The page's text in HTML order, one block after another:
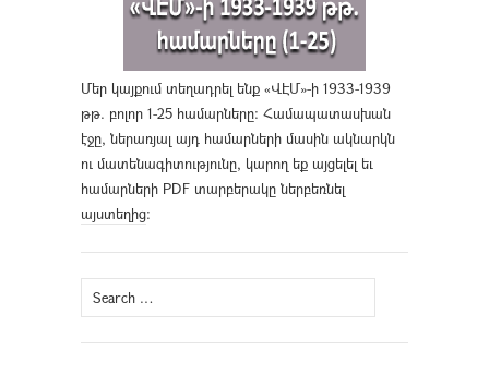
Մեր կայքում տեղադրել ենք «ՎԷՄ»-ի 1933-1939
թթ. բոլոր 1-25 համարները։ Համապատասխան
էջը, ներառյալ այդ համարների մասին ակնարկն
ու մատենագիտությունը, կարող եք այցելել եւ
համարների PDF տարբերակը ներբեռնել
այստեղից։
Search
for: